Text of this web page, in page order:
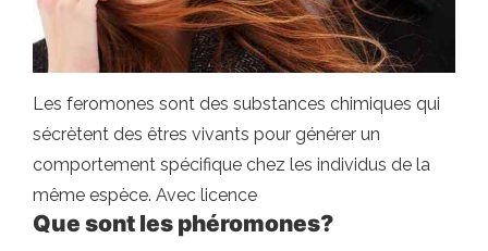
Les feromones sont des substances chimiques qui
sécrètent des êtres vivants pour générer un
comportement spécifique chez les individus de la
même espèce. Avec licence
Que sont les phéromones?